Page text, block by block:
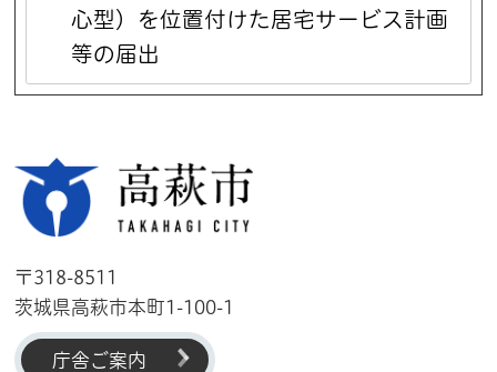
心型）を位置付けた居宅サービス計画
等の届出
〒318-8511
茨城県高萩市本町1-100-1
庁舎ご案内